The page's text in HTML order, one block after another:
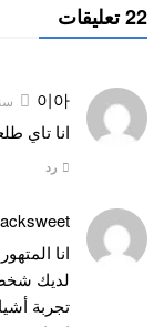
22 تعليقات
이아
انا تاي
رد
انا
لديك
تجربة